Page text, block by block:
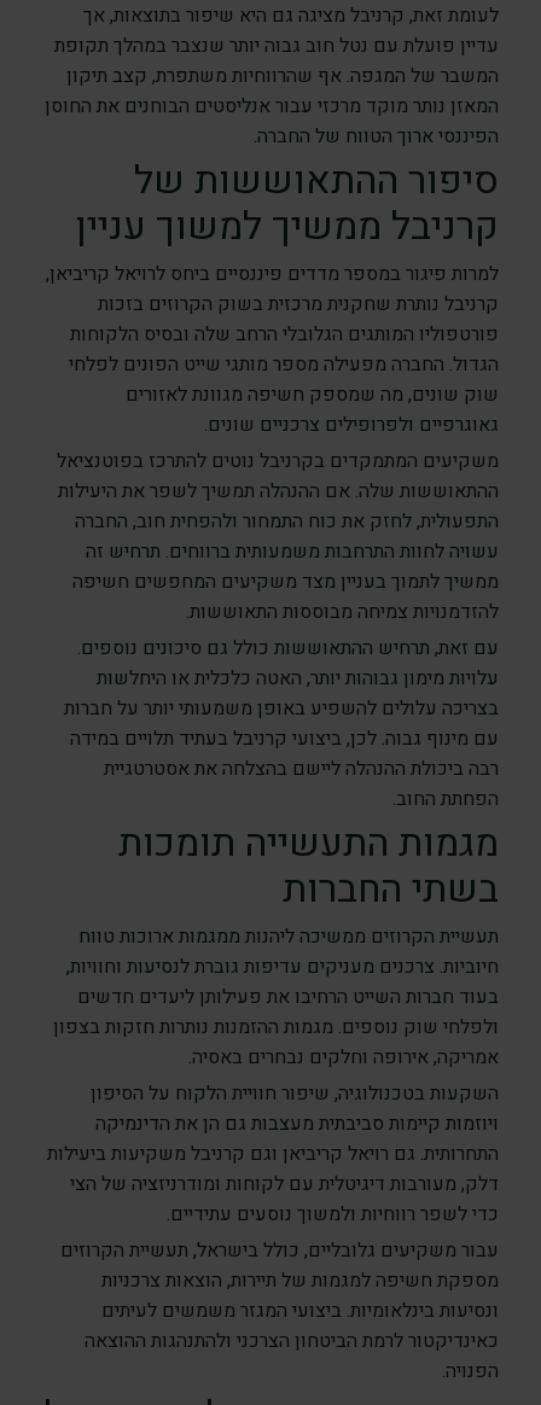
לעומת זאת, קרניבל מציגה גם היא שיפור בתוצאות, אך
עדיין פועלת עם נטל חוב גבוה יותר שנצבר במהלך תקופת
המשבר של המגפה. אף שהרווחיות משתפרת, קצב תיקון
המאזן נותר מוקד מרכזי עבור אנליסטים הבוחנים את החוסן
הפיננסי ארוך הטווח של החברה.
סיפור ההתאוששות של
קרניבל ממשיך למשוך עניין
למרות פיגור במספר מדדים פיננסיים ביחס לרויאל קריביאן,
קרניבל נותרת שחקנית מרכזית בשוק הקרוזים בזכות
פורטפוליו המותגים הגלובלי הרחב שלה ובסיס הלקוחות
הגדול. החברה מפעילה מספר מותגי שייט הפונים לפלחי
שוק שונים, מה שמספק חשיפה מגוונת לאזורים
גאוגרפיים ולפרופילים צרכניים שונים.
משקיעים המתמקדים בקרניבל נוטים להתרכז בפוטנציאל
ההתאוששות שלה. אם ההנהלה תמשיך לשפר את היעילות
התפעולית, לחזק את כוח התמחור ולהפחית חוב, החברה
עשויה לחוות התרחבות משמעותית ברווחים. תרחיש זה
ממשיך לתמוך בעניין מצד משקיעים המחפשים חשיפה
להזדמנויות צמיחה מבוססות התאוששות.
עם זאת, תרחיש ההתאוששות כולל גם סיכונים נוספים.
עלויות מימון גבוהות יותר, האטה כלכלית או היחלשות
בצריכה עלולים להשפיע באופן משמעותי יותר על חברות
עם מינוף גבוה. לכן, ביצועי קרניבל בעתיד תלויים במידה
רבה ביכולת ההנהלה ליישם בהצלחה את אסטרטגיית
הפחתת החוב.
מגמות התעשייה תומכות
בשתי החברות
תעשיית הקרוזים ממשיכה ליהנות ממגמות ארוכות טווח
חיוביות. צרכנים מעניקים עדיפות גוברת לנסיעות וחוויות,
בעוד חברות השייט הרחיבו את פעילותן ליעדים חדשים
ולפלחי שוק נוספים. מגמות ההזמנות נותרות חזקות בצפון
אמריקה, אירופה וחלקים נבחרים באסיה.
השקעות בטכנולוגיה, שיפור חוויית הלקוח על הסיפון
ויוזמות קיימות סביבתית מעצבות גם הן את הדינמיקה
התחרותית. גם רויאל קריביאן וגם קרניבל משקיעות ביעילות
דלק, מעורבות דיגיטלית עם לקוחות ומודרניזציה של הצי
כדי לשפר רווחיות ולמשוך נוסעים עתידיים.
עבור משקיעים גלובליים, כולל בישראל, תעשיית הקרוזים
מספקת חשיפה למגמות של תיירות, הוצאות צרכניות
ונסיעות בינלאומיות. ביצועי המגזר משמשים לעיתים
כאינדיקטור לרמת הביטחון הצרכני ולהתנהגות ההוצאה
הפנויה.